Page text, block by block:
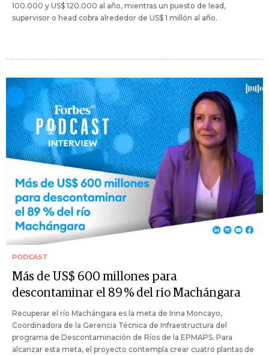
100.000 y US$ 120.000 al año, mientras un puesto de lead,
supervisor o head cobra alrededor de US$ 1 millón al año.
PODCAST
Más de US$ 600 millones para
descontaminar el 89 % del río Machángara
Recuperar el río Machángara es la meta de Irina Moncayo,
Coordinadora de la Gerencia Técnica de Infraestructura del
programa de Descontaminación de Ríos de la EPMAPS. Para
alcanzar esta meta, el proyecto contempla crear cuatro plantas de